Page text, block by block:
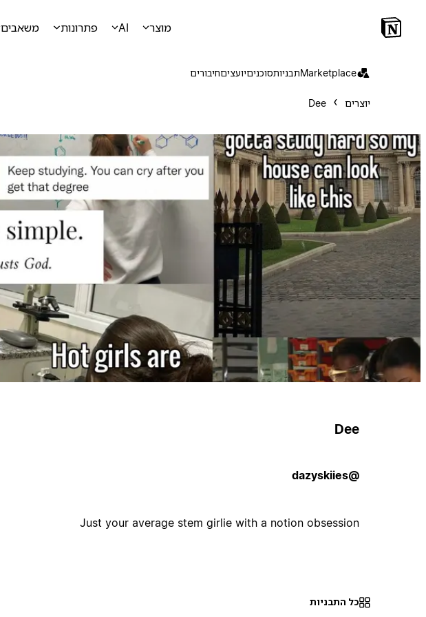
מוצר AI פתרונות משאבים
Marketplaceתבניותסוכניםיועציםחיבורים
יוצרים Dee
Dee
@dazyskiies
Just your average stem girlie with a notion obsession
כל התבניות